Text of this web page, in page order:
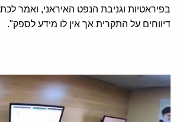
בפיראטיות וגניבת הנפט האיראני, ואמר
דיווחים על התקרית אך אין לו מידע לספק".